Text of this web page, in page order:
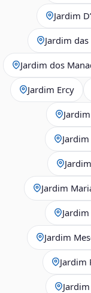
Jardim
Jardim
Jardim dos
Jardim Ercy
Jardim
Jardim
Jardim